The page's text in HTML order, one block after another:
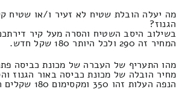
מה יעלה הובלת שטיח לא זעיר ו/או שטיח
הגנוז?
בשילוב היסב השטיח והסרה מעל קיר
המחיר זה 290 ולכל היותר 180 שקל חדש.
מהו התעריף של העברה של מכונת כביסה
מחיר הובלה של מכונת כביסה באור הגנוז
הנפה העלות זהו 350 ומקסימום 180 שקלים חדשים.